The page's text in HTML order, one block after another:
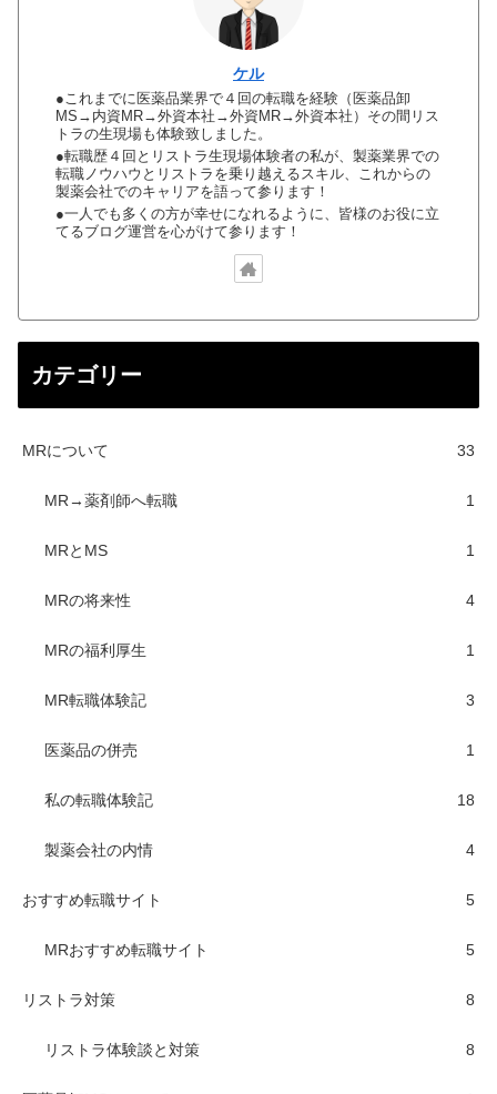
ケル
●これまでに医薬品業界で４回の転職を経験（医薬品卸
MS→内資MR→外資本社→外資MR→外資本社）その間リス
トラの生現場も体験致しました。
●転職歴４回とリストラ生現場体験者の私が、製薬業界での
転職ノウハウとリストラを乗り越えるスキル、これからの
製薬会社でのキャリアを語って参ります！
●一人でも多くの方が幸せになれるように、皆様のお役に立
てるブログ運営を心がけて参ります！
カテゴリー
MRについて 33
MR→薬剤師へ転職 1
MRとMS 1
MRの将来性 4
MRの福利厚生 1
MR転職体験記 3
医薬品の併売 1
私の転職体験記 18
製薬会社の内情 4
おすすめ転職サイト 5
MRおすすめ転職サイト 5
リストラ対策 8
リストラ体験談と対策 8